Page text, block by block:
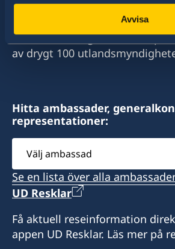
Avvisa
stort sett alla stater i världen. I
av dessa stater har Sverige
konsulat. Sveriges
av drygt 100
Hitta ambassader,
representationer:
Välj
ambassad
Se en lista över alla
UD Resklar
Få aktuell reseinformation
appen UD Resklar. Läs mer på